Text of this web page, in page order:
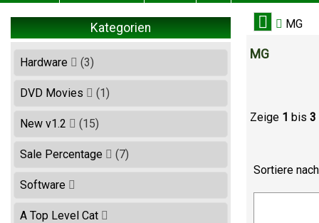
Kategorien
Hardware (3)
DVD Movies (1)
New v1.2 (15)
Sale Percentage (7)
Software
A Top Level Cat
MG
MG
Zeige 1 bis3
Sortiere